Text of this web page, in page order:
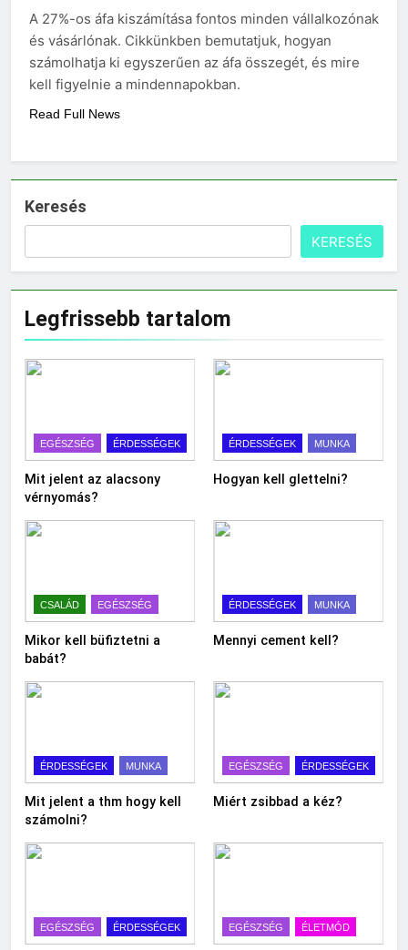
3 Nap Ezelőtt
A 27%-os áfa kiszámítása fontos minden vállalkozónak
és vásárlónak. Cikkünkben bemutatjuk, hogyan
számolhatja ki egyszerűen az áfa összegét, és mire
kell figyelnie a mindennapokban.
Read Full News
Keresés
KERESÉS
Legfrissebb tartalom
EGÉSZSÉG ÉRDESSÉGEK
Mit jelent az alacsony
vérnyomás?
ÉRDESSÉGEK MUNKA
Hogyan kell glettelni?
CSALÁD EGÉSZSÉG
Mikor kell büfiztetni a
babát?
ÉRDESSÉGEK MUNKA
Mennyi cement kell?
ÉRDESSÉGEK MUNKA
Mit jelent a thm hogy kell
számolni?
EGÉSZSÉG ÉRDESSÉGEK
Miért zsibbad a kéz?
EGÉSZSÉG ÉRDESSÉGEK EGÉSZSÉG ÉLETMÓD